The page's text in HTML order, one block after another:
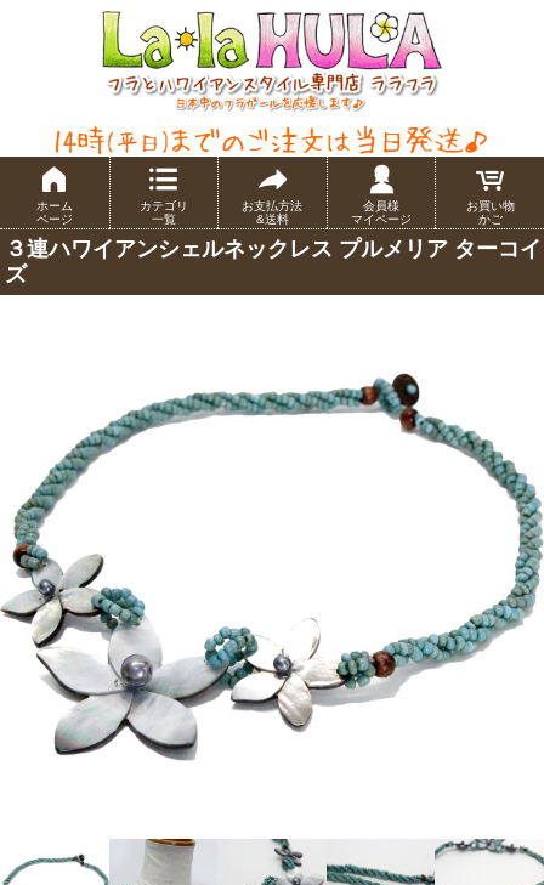
ホーム
ページ
カテゴリ
一覧
お支払方法
&送料
会員様
マイページ
お買い物
かご
３連ハワイアンシェルネックレス プルメリア ターコイ
ズ